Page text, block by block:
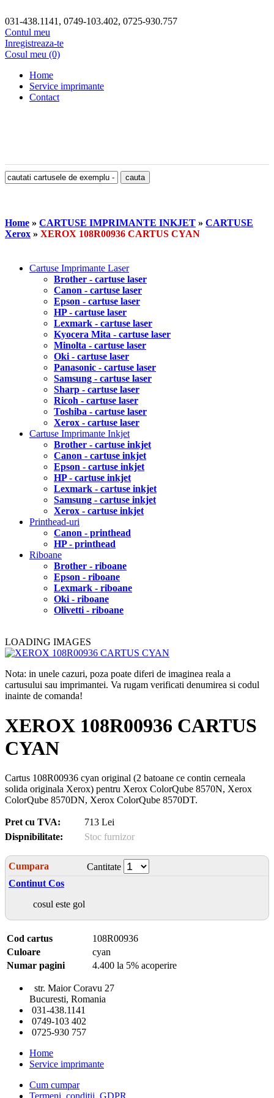
031-438.1141, 0749-103.402, 0725-930.757
Contul meu
Inregistreaza-te
Cosul meu (0)
Home
Service imprimante
Contact
Home » CARTUSE IMPRIMANTE INKJET » CARTUSE
Xerox » XEROX 108R00936 CARTUS CYAN
Cartuse Imprimante Laser
Brother - cartuse laser
Canon - cartuse laser
Epson - cartuse laser
HP - cartuse laser
Lexmark - cartuse laser
Kyocera Mita - cartuse laser
Minolta - cartuse laser
Oki - cartuse laser
Panasonic - cartuse laser
Samsung - cartuse laser
Sharp - cartuse laser
Ricoh - cartuse laser
Toshiba - cartuse laser
Xerox - cartuse laser
Cartuse Imprimante Inkjet
Brother - cartuse inkjet
Canon - cartuse inkjet
Epson - cartuse inkjet
HP - cartuse inkjet
Lexmark - cartuse inkjet
Samsung - cartuse inkjet
Xerox - cartuse inkjet
Printhead-uri
Canon - printhead
HP - printhead
Riboane
Brother - riboane
Epson - riboane
Lexmark - riboane
Oki - riboane
Olivetti - riboane
LOADING IMAGES
Nota: in unele cazuri, poza poate diferi de imaginea reala a
cartusului sau imprimantei. Va rugam verificati denumirea si codul
inainte de comanda!
XEROX 108R00936 CARTUS
CYAN
Cartus 108R00936 cyan original (2 batoane ce contin cerneala
solida originala Xerox) pentru Xerox ColorQube 8570N, Xerox
ColorQube 8570DN, Xerox ColorQube 8570DT.
Pret cu TVA:
713 Lei
Dispnibilitate:
Stoc furnizor
Cumpara
Cantitate
Continut Cos
cosul este gol
Cod cartus
108R00936
Culoare
cyan
Numar pagini
4.400 la 5% acoperire
str. Maior Coravu 27
Bucuresti, Romania
031-438.1141
0749-103 402
0725-930 757
Home
Service imprimante
Cum cumpar